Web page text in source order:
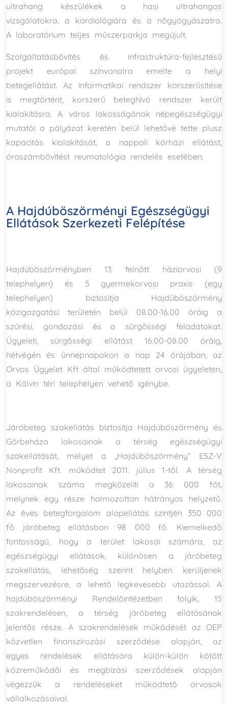
ultrahang készülékek a hasi ultrahangos
vizsgálatokra, a kardiológiára és a nőgyógyászatra.
A laboratórium teljes műszerparkja megújult.
Szolgáltatásbővítés és infrastruktúra-fejlesztésű
projekt európai színvonalra emelte a helyi
betegellátást. Az informatikai rendszer korszerűsítése
is megtörtént, korszerű beteghívó rendszer került
kialakításra. A város lakosságának népegészségügyi
mutatói a pályázat keretén belül lehetővé tette plusz
kapacitás kialakítását, a nappali kórházi ellátást,
óraszámbővítést reumatológia rendelés esetében.
A Hajdúböszörményi Egészségügyi
Ellátások Szerkezeti Felépítése
Hajdúböszörményben 13 felnőtt háziorvosi (9
telephelyen) és 5 gyermekorvosi praxis (egy
telephelyen) biztosítja Hajdúböszörmény
közigazgatási területén belül 08.00-16.00 óráig a
szűrési, gondozási és a sürgősségi feladatokat.
Ügyeleti, sürgősségi ellátást 16.00-08.00 óráig,
hétvégén és ünnepnapokon a nap 24 órájában, az
Orvos Ügyelet Kft által működtetett orvosi ügyeleten,
a Kálvin téri telephelyen vehető igénybe.
Járóbeteg szakellátás biztosítja Hajdúböszörmény és
Görbeháza lakosainak a térség egészségügyi
szakellátását, melyet a „Hajdúböszörmény” ESZ-V
Nonprofit Kft. működtet 2011. július 1-től. A térség
lakosainak száma megközelíti a 36 000 főt,
melynek egy része halmozottan hátrányos helyzetű.
Az éves betegforgalom alapellátás szintjén 350 000
fő járóbeteg ellátásban 98 000 fő. Kiemelkedő
fontosságú, hogy a terület lakosai számára, az
egészségügyi ellátások, különösen a járóbeteg
szakellátás, lehetőség szerint helyben kerüljenek
megszervezésre, a lehető legkevesebb utazással. A
hajdúböszörményi Rendelőintézetben folyik, 15
szakrendelésen, a térség járóbeteg ellátásának
jelentős része. A szakrendelések működését az OEP
közvetlen finanszírozási szerződése alapján, az
egyes rendelések ellátására külön-külön kötött
közreműködői és megbízási szerződések alapján
végezzük a rendeléseket működtető orvosok
vállalkozásaival.